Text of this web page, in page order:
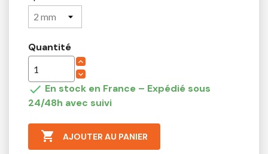
Quantité
 En stock en France – Expédié sous
24/48h avec suivi
 AJOUTER AU PANIER